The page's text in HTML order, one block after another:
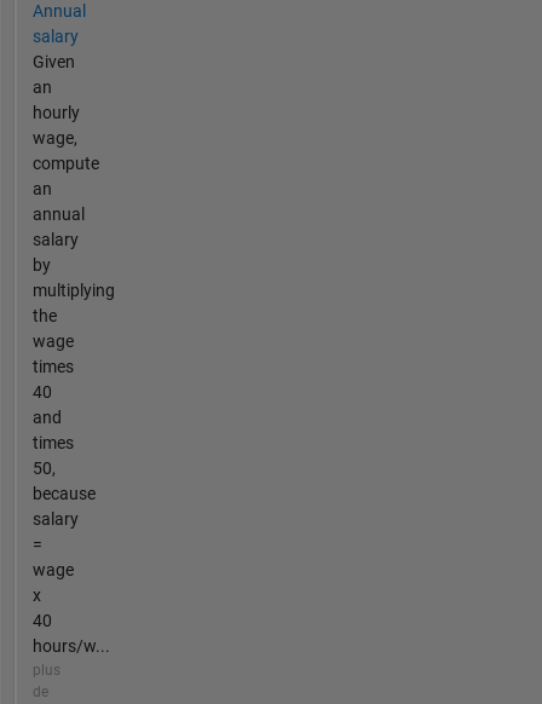
Annual
salary
Given
an
hourly
wage,
compute
an
annual
salary
by
multiplying
the
wage
times
40
and
times
50,
because
salary
=
wage
x
40
hours/w...
plus
de